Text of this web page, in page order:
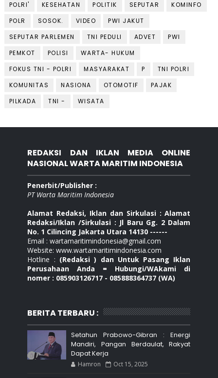
POLRI'
KESEHATAN POLITIK SEPUTAR
KOMINFO
POLR
SOSOK. VIDEO
PWI JAKUT
SEPUTAR PARLEMEN
TNI PEDULI ADVET
PWI
PEMKOT
POLISI
WARTA- HUKUM
FOKUS TNI - POLRI
MASYARAKAT P
TNI POLRI
KOMUNITAS
NASIONA OTOMOTIF
PAJAK
PILKADA
TNI - WISATA
REDAKSI DAN IKLAN MEDIA ONLINE
NASIONAL WARTA MARITIM INDONESIA
Penerbit/Publisher :
PT Warta Maritim Indonesia
Alamat Redaksi, Iklan dan Sirkulasi : Alamat
Redaksi/Iklan /Sirkulasi : Jl Baru Gg. 2 Dalam
No. 1 Cilincing Jakarta Utara 14130 ------
Email : wartamaritimindonesia@gmail.com
Website: www.wartamaritimindonesia.com
Hotline : (Redaksi ) dan Untuk Pasang Iklan
Perusahaan Anda = Hubungi/WAkami di
nomer : 085903126717 - 085888364737 (WA)
BERITA TERBARU :
Setahun Prabowo-Gibran : Energi
Mandiri, Pangan Berdaulat, Rakyat
Dapat Kerja
Hamron Oct 15, 2025